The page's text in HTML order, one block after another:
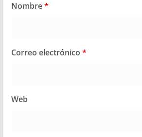
Nombre*
Correo electrónico *
Web